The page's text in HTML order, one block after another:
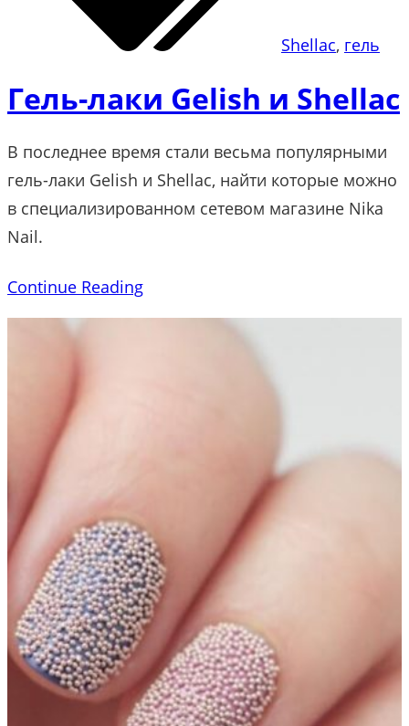
Shellac, гель
Гель-лаки Gelish и Shellac
В последнее время стали весьма популярными
гель-лаки Gelish и Shellac, найти которые можно
в специализированном сетевом магазине Nika
Nail.
Continue Reading